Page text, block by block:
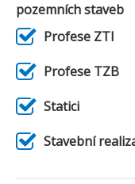
pozemních staveb
Profese ZTI
Profese TZB
Statici
Stavební